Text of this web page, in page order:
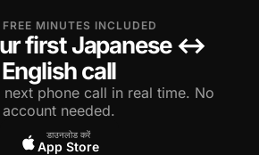
FREE MINUTES INCLUDED
first Japanese ↔
English call
next phone call in real time. No
account needed.
डाउनलोड करें
App Store